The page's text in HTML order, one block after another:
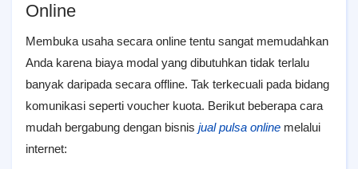
Online
Membuka usaha secara online tentu sangat memudahkan
Anda karena biaya modal yang dibutuhkan tidak terlalu
banyak daripada secara offline. Tak terkecuali pada bidang
komunikasi seperti voucher kuota. Berikut beberapa cara
mudah bergabung dengan bisnis jual pulsa online melalui
internet: